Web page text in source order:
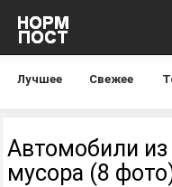
Лучшее Свежее
Автомобили
мусора (8